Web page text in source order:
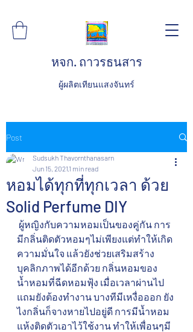
หจก. ถาวรธนสาร
ผู้ผลิตเทียนแสงจันทร์
Post
หอมได้ทุกที่ทุกเวลา ด้วย
Solid Perfume DIY
Sudsukh Thavornthanasarn
Jun 15, 2021 1 min read
มีกลิ่นติดตัวหอมๆไม่เพียงแต่ทำให้เกิด
ความมั่นใจ แล้วยังช่วยเสริมสร้าง
บุคลิกภาพได้อีกด้วย กลิ่นหอมของ
น้ำหอมที่ฉีดหอมฟุ้ง เมื่อเวลาผ่านไป
แถมยังต้องทำงาน บางทีมีเหงื่อออก ยัง
ไงกลิ่นก็จางหายไปอยู่ดี การมีน้ำหอม
แห้งติดตัวเอาไว้ใช้งาน ทำให้เพื่อนๆมี